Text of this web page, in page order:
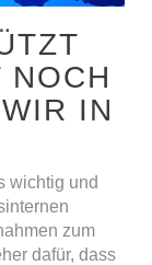
NOCH
IN
wichtig und
zum
dafür, dass